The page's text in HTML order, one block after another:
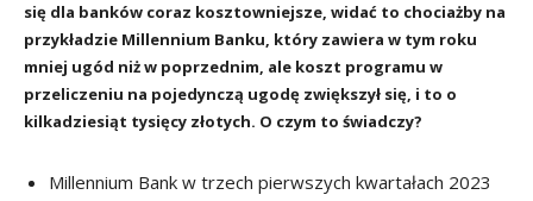
się dla banków coraz kosztowniejsze, widać to chociażby na
przykładzie Millennium Banku, który zawiera w tym roku
mniej ugód niż w poprzednim, ale koszt programu w
przeliczeniu na pojedynczą ugodę zwiększył się, i to o
kilkadziesiąt tysięcy złotych. O czym to świadczy?
Millennium Bank w trzech pierwszych kwartałach 2023